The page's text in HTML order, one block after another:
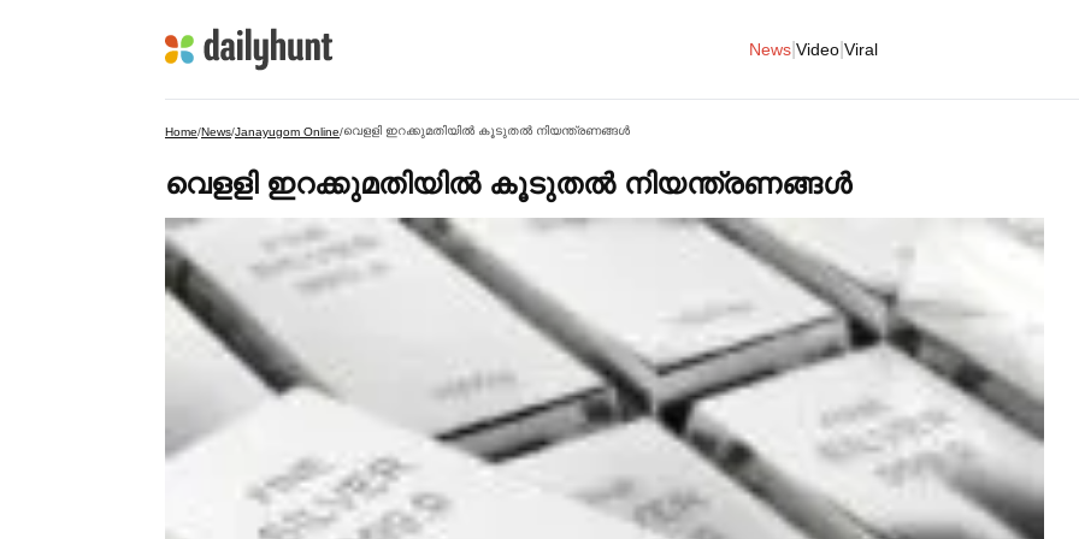
News Video Viral
Home/News/Janayugom Online/വെളളി ഇറക്കുമതിയില്‍ കൂടുതല്‍ നിയന്ത്രണങ്ങള്‍
വെളളി ഇറക്കുമതിയില്‍ കൂടുതല്‍ നിയന്ത്രണങ്ങള്‍